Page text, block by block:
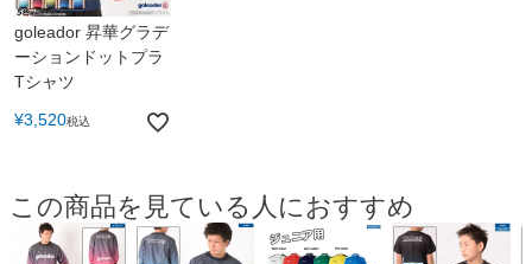
goleador 昇華グラデ
ーションドットプラ
Tシャツ
¥3,520税込
この商品を見ている人におすすめ